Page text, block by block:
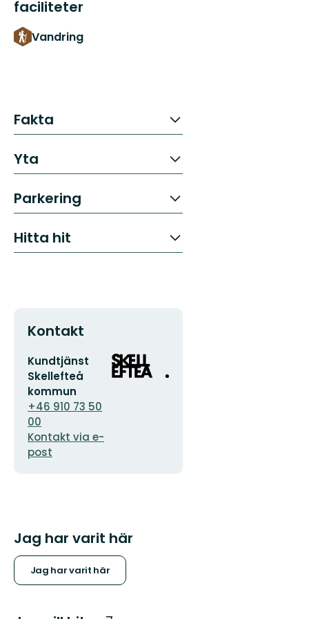
faciliteter
Vandring
Fakta
Yta
Parkering
Hitta hit
Kontakt
E-
postadress
Kundtjänst
Skellefteå
kommun
+46 910 73 50
00
Kontakt via e-
post
Organisationens
logotyp
Jag har varit här
Jag har varit här